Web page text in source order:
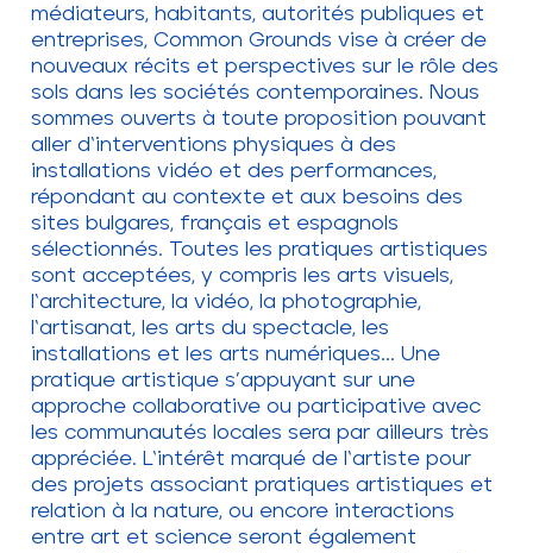
médiateurs, habitants, autorités publiques et
entreprises, Common Grounds vise à créer de
nouveaux récits et perspectives sur le rôle des
sols dans les sociétés contemporaines. Nous
sommes ouverts à toute proposition pouvant
aller d‘interventions physiques à des
installations vidéo et des performances,
répondant au contexte et aux besoins des
sites bulgares, français et espagnols
sélectionnés. Toutes les pratiques artistiques
sont acceptées, y compris les arts visuels,
l‘architecture, la vidéo, la photographie,
l‘artisanat, les arts du spectacle, les
installations et les arts numériques... Une
pratique artistique s’appuyant sur une
approche collaborative ou participative avec
les communautés locales sera par ailleurs très
appréciée. L‘intérêt marqué de l‘artiste pour
des projets associant pratiques artistiques et
relation à la nature, ou encore interactions
entre art et science seront également